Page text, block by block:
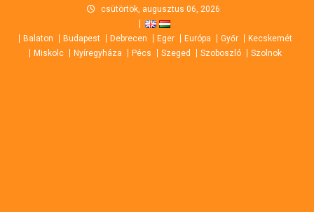
content
csütörtök, augusztus 06, 2026
Balaton Budapest Debrecen Eger Európa Győr
Kecskemét
Miskolc
Nyíregyháza Pécs Szeged Szoboszló Szolnok